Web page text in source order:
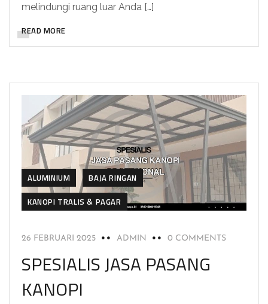
melindungi ruang luar Anda […]
READ MORE
ALUMINIUM
BAJA RINGAN
KANOPI TRALIS & PAGAR
26 FEBRUARI 2025 ADMIN 0 COMMENTS
SPESIALIS JASA PASANG
KANOPI